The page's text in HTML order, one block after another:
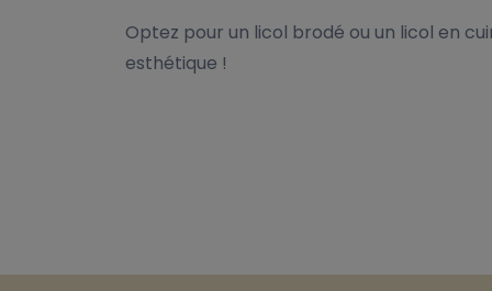
Optez pour un licol brodé ou un licol en
esthétique !